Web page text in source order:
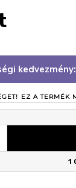
kedvezmény:
EZ A TERMÉK
1